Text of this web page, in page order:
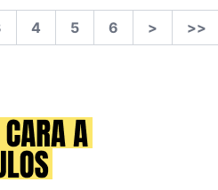
4 5 6 > >>